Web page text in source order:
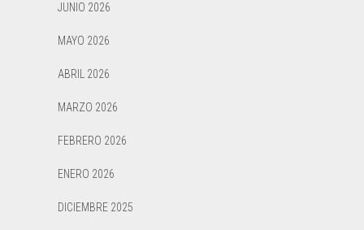
JUNIO 2026
MAYO 2026
ABRIL 2026
MARZO 2026
FEBRERO 2026
ENERO 2026
DICIEMBRE 2025